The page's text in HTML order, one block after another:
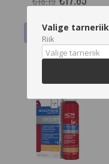
LISA OSTUKORVI
Valige tarneriik
Riik
Valige tarneriik